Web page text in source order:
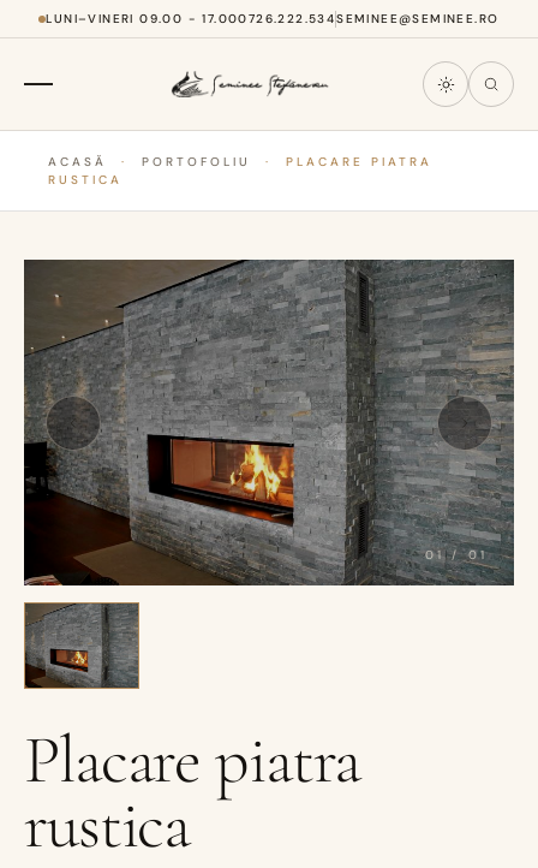
LUNI–VINERI 09.00 - 17.000726.222.534SEMINEE@SEMINEE.RO
ACASĂ · PORTOFOLIU ·
PLACARE PIATRA
RUSTICA
01/01
Placare piatra
rustica